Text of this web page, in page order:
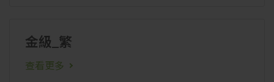
金級_繁
查看更多